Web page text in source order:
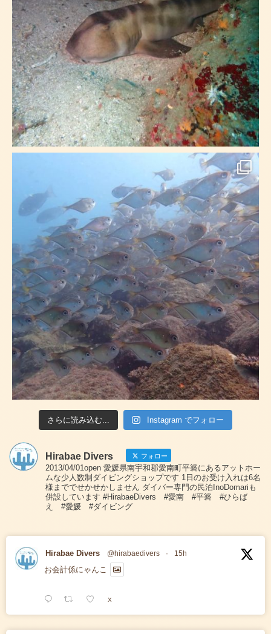
さらに読み込む... Instagram でフォロー
Hirabae Divers フォロー
2013/04/01open 愛媛県南宇和郡愛南町平碆にあるアットホー
ムな少人数制ダイビングショップです 1日のお受け入れは6名
様まででせかせかしません ダイバー専門の民泊InoDomariも
併設しています #HirabaeDivers #愛南 #平碆 #ひらば
え #愛媛 #ダイビング
Hirabae Divers @hirabaedivers · 15h
お会計係にゃんこ
X